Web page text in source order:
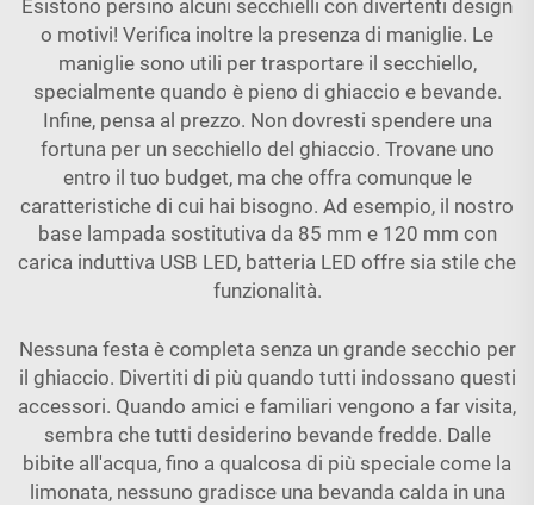
Esistono persino alcuni secchielli con divertenti design
o motivi! Verifica inoltre la presenza di maniglie. Le
maniglie sono utili per trasportare il secchiello,
specialmente quando è pieno di ghiaccio e bevande.
Infine, pensa al prezzo. Non dovresti spendere una
fortuna per un secchiello del ghiaccio. Trovane uno
entro il tuo budget, ma che offra comunque le
caratteristiche di cui hai bisogno. Ad esempio, il nostro
base lampada sostitutiva da 85 mm e 120 mm con
carica induttiva USB LED, batteria LED offre sia stile che
funzionalità.
Nessuna festa è completa senza un grande secchio per
il ghiaccio. Divertiti di più quando tutti indossano questi
accessori. Quando amici e familiari vengono a far visita,
sembra che tutti desiderino bevande fredde. Dalle
bibite all'acqua, fino a qualcosa di più speciale come la
limonata, nessuno gradisce una bevanda calda in una